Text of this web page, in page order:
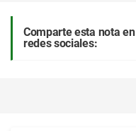
Comparte esta nota en
redes sociales: